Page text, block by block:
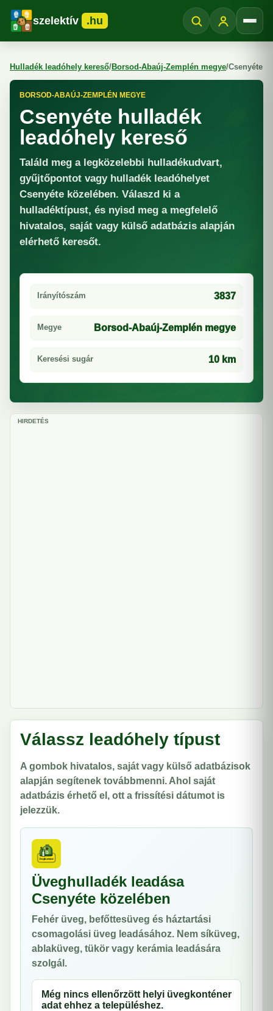
szelektív .hu
Hulladék leadóhely kereső/Borsod-Abaúj-Zemplén megye/Csenyéte
BORSOD-ABAÚJ-ZEMPLÉN MEGYE
Csenyéte hulladék
leadóhely kereső
Találd meg a legközelebbi hulladékudvart,
gyűjtőpontot vagy hulladék leadóhelyet
Csenyéte közelében. Válaszd ki a
hulladéktípust, és nyisd meg a megfelelő
hivatalos, saját vagy külső adatbázis alapján
elérhető keresőt.
Irányítószám 3837
Megye Borsod-Abaúj-Zemplén megye
Keresési sugár 10 km
HIRDETÉS
Válassz leadóhely típust
A gombok hivatalos, saját vagy külső adatbázisok
alapján segítenek továbbmenni. Ahol saját
adatbázis érhető el, ott a frissítési dátumot is
jelezzük.
Üveghulladék leadása
Csenyéte közelében
Fehér üveg, befőttesüveg és háztartási
csomagolási üveg leadásához. Nem síküveg,
ablaküveg, tükör vagy kerámia leadására
szolgál.
Még nincs ellenőrzött helyi üvegkonténer
adat ehhez a településhez.